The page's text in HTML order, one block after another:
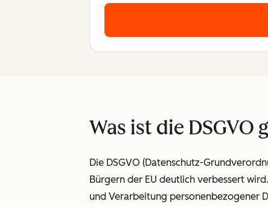
Was ist die DSGVO
Die DSGVO (Datenschutz-
Bürgern der EU deutlich verbessert
und Verarbeitung personenbezogener